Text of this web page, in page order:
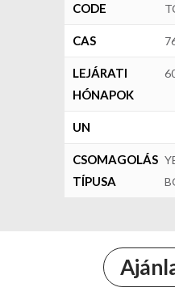
CODE
CAS
LEJÁRATI
HÓNAPOK
UN
CSOMAGOLÁS
TÍPUSA